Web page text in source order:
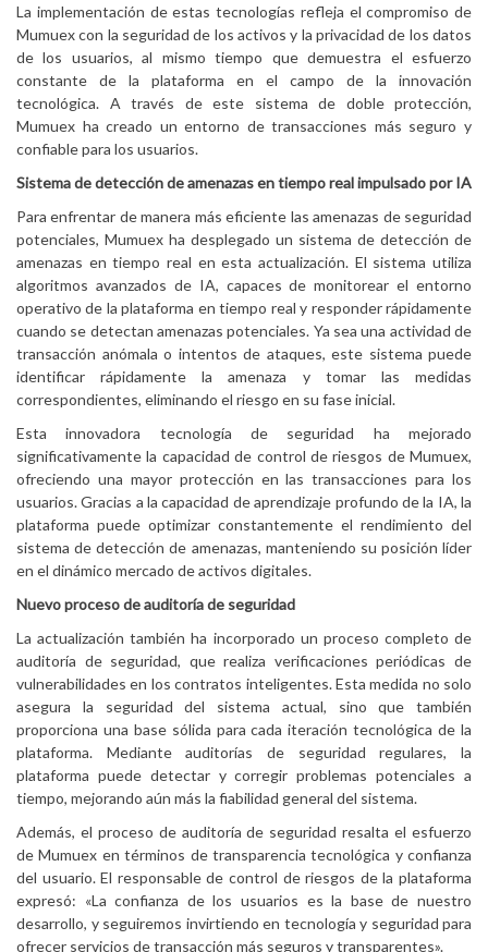
La implementación de estas tecnologías refleja el compromiso de
Mumuex con la seguridad de los activos y la privacidad de los datos
de los usuarios, al mismo tiempo que demuestra el esfuerzo
constante de la plataforma en el campo de la innovación
tecnológica. A través de este sistema de doble protección,
Mumuex ha creado un entorno de transacciones más seguro y
confiable para los usuarios.
Sistema de detección de amenazas en tiempo real impulsado por IA
Para enfrentar de manera más eficiente las amenazas de seguridad
potenciales, Mumuex ha desplegado un sistema de detección de
amenazas en tiempo real en esta actualización. El sistema utiliza
algoritmos avanzados de IA, capaces de monitorear el entorno
operativo de la plataforma en tiempo real y responder rápidamente
cuando se detectan amenazas potenciales. Ya sea una actividad de
transacción anómala o intentos de ataques, este sistema puede
identificar rápidamente la amenaza y tomar las medidas
correspondientes, eliminando el riesgo en su fase inicial.
Esta innovadora tecnología de seguridad ha mejorado
significativamente la capacidad de control de riesgos de Mumuex,
ofreciendo una mayor protección en las transacciones para los
usuarios. Gracias a la capacidad de aprendizaje profundo de la IA, la
plataforma puede optimizar constantemente el rendimiento del
sistema de detección de amenazas, manteniendo su posición líder
en el dinámico mercado de activos digitales.
Nuevo proceso de auditoría de seguridad
La actualización también ha incorporado un proceso completo de
auditoría de seguridad, que realiza verificaciones periódicas de
vulnerabilidades en los contratos inteligentes. Esta medida no solo
asegura la seguridad del sistema actual, sino que también
proporciona una base sólida para cada iteración tecnológica de la
plataforma. Mediante auditorías de seguridad regulares, la
plataforma puede detectar y corregir problemas potenciales a
tiempo, mejorando aún más la fiabilidad general del sistema.
Además, el proceso de auditoría de seguridad resalta el esfuerzo
de Mumuex en términos de transparencia tecnológica y confianza
del usuario. El responsable de control de riesgos de la plataforma
expresó: «La confianza de los usuarios es la base de nuestro
desarrollo, y seguiremos invirtiendo en tecnología y seguridad para
ofrecer servicios de transacción más seguros y transparentes».